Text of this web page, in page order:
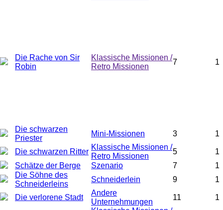
Die Rache von Sir
Robin
Klassische Missionen /
Retro Missionen
7 1
Die schwarzen
Priester
Mini-Missionen 3 1
Die schwarzen Ritter
Klassische Missionen /
Retro Missionen
5
1
Schätze der Berge
Szenario 7
1
Die Söhne des
Schneiderleins
Schneiderlein 9 1
Die verlorene Stadt
Andere
Unternehmungen
11
1